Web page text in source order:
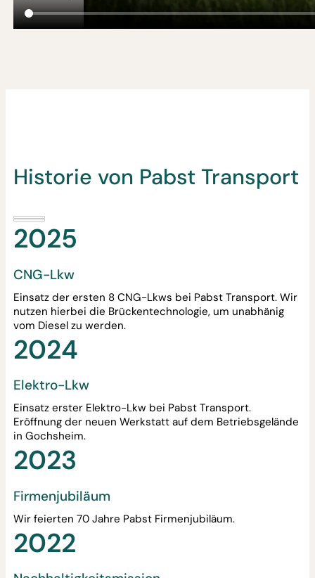
Historie von Pabst Transport
2025
CNG-Lkw
Einsatz der ersten 8 CNG-Lkws bei Pabst Transport. Wir
nutzen hierbei die Brückentechnologie, um unabhänig
vom Diesel zu werden.
2024
Elektro-Lkw
Einsatz erster Elektro-Lkw bei Pabst Transport.
Eröffnung der neuen Werkstatt auf dem Betriebsgelände
in Gochsheim.
2023
Firmenjubiläum
Wir feierten 70 Jahre Pabst Firmenjubiläum.
2022